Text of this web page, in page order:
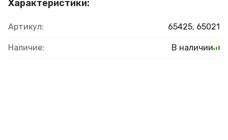
Характеристики:
Артикул: 65425, 65021
Наличие: В наличии